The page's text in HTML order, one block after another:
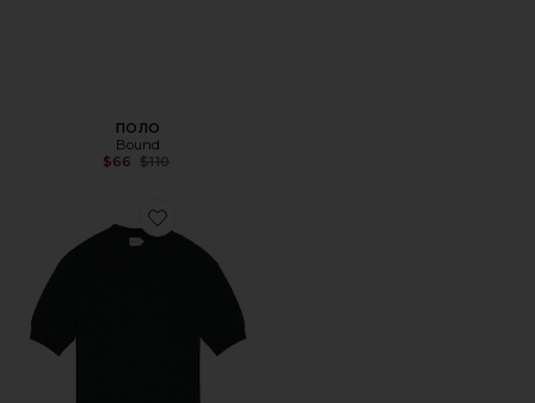
ПОЛО
Bound
$66 Previous price:
$110
Favorite ПОЛО